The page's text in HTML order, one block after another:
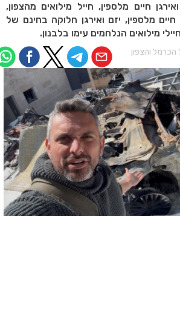
חיים מלספין, חייל מילואים מהצפון,
מלספין, יזם ואירגן חלוקה בחינם של
מילואים הנלחמים עימו בלבנון.
והצפון